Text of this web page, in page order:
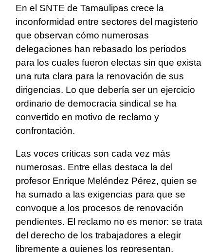
En el SNTE de Tamaulipas crece la
inconformidad entre sectores del magisterio
que observan cómo numerosas
delegaciones han rebasado los periodos
para los cuales fueron electas sin que exista
una ruta clara para la renovación de sus
dirigencias. Lo que debería ser un ejercicio
ordinario de democracia sindical se ha
convertido en motivo de reclamo y
confrontación.
Las voces críticas son cada vez más
numerosas. Entre ellas destaca la del
profesor Enrique Meléndez Pérez, quien se
ha sumado a las exigencias para que se
convoque a los procesos de renovación
pendientes. El reclamo no es menor: se trata
del derecho de los trabajadores a elegir
libremente a quienes los representan.